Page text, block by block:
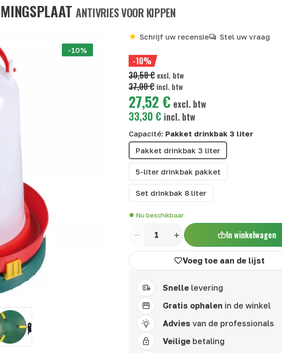
ANTIVRIES VOOR KIPPEN
Schrijf uw recensie
Stel uw vraag
-10%
-10%
30,58 € excl. btw
37,00 € incl. btw
27,52 € excl. btw
33,30 € incl. btw
Capacité: Pakket drinkbak 3 liter
Pakket drinkbak 3 liter
5-liter drinkbak pakket
Set drinkbak 8 liter
Nu beschikbaar
Aantal In winkelwagen
Voeg toe aan de lijst
Snellelevering
Gratis ophalen in de winkel
Advies van de professionals
Veiligebetaling